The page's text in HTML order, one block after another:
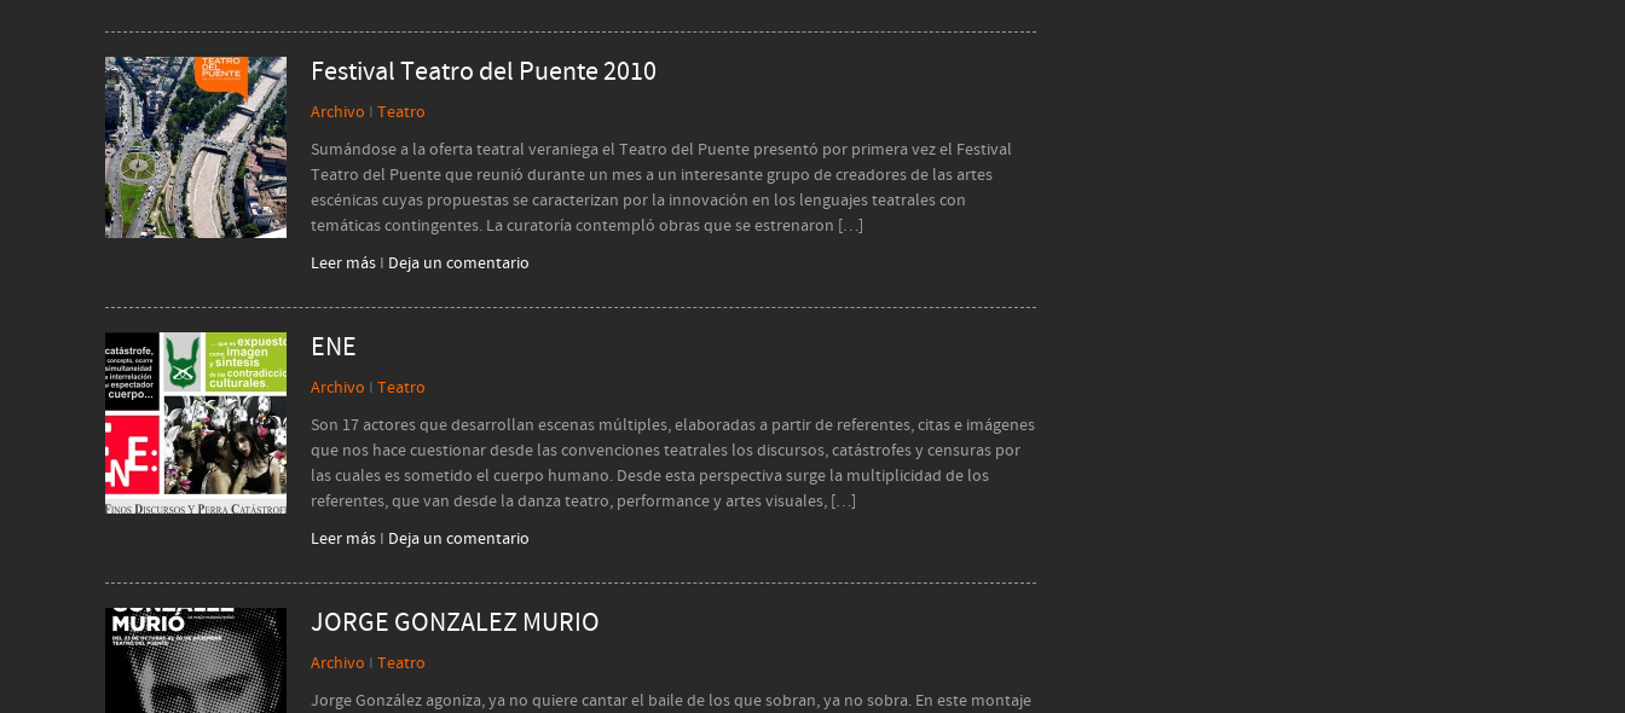
Festival Teatro del Puente 2010
Archivo I Teatro
Sumándose a la oferta teatral veraniega el Teatro del Puente presentó por primera vez el Festival
Teatro del Puente que reunió durante un mes a un interesante grupo de creadores de las artes
escénicas cuyas propuestas se caracterizan por la innovación en los lenguajes teatrales con
temáticas contingentes. La curatoría contempló obras que se estrenaron […]
Leer más I Deja un comentario
ENE
Archivo I Teatro
Son 17 actores que desarrollan escenas múltiples, elaboradas a partir de referentes, citas e imágenes
que nos hace cuestionar desde las convenciones teatrales los discursos, catástrofes y censuras por
las cuales es sometido el cuerpo humano. Desde esta perspectiva surge la multiplicidad de los
referentes, que van desde la danza teatro, performance y artes visuales, […]
Leer más I Deja un comentario
JORGE GONZALEZ MURIO
Archivo I Teatro
Jorge González agoniza, ya no quiere cantar el baile de los que sobran, ya no sobra. En este montaje